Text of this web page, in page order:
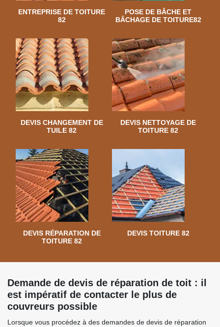
ENTREPRISE DE TOITURE
82
POSE DE BÂCHE ET
BÂCHAGE DE TOITURE82
DEVIS CHANGEMENT DE
TUILE 82
DEVIS NETTOYAGE DE
TOITURE 82
DEVIS RÉPARATION DE
TOITURE 82
DEVIS TOITURE 82
Demande de devis de réparation de toit : il
est impératif de contacter le plus de
couvreurs possible
Lorsque vous procédez à des demandes de devis de réparation